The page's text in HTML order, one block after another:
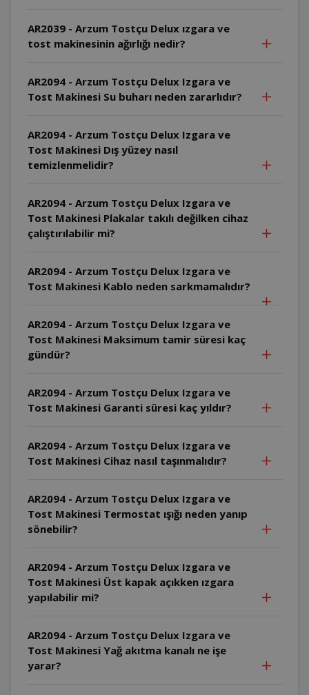
AR2039 - Arzum Tostçu Delux ızgara ve
tost makinesinin ağırlığı nedir?
AR2094 - Arzum Tostçu Delux Izgara ve
Tost Makinesi Su buharı neden zararlıdır?
AR2094 - Arzum Tostçu Delux Izgara ve
Tost Makinesi Dış yüzey nasıl
temizlenmelidir?
AR2094 - Arzum Tostçu Delux Izgara ve
Tost Makinesi Plakalar takılı değilken cihaz
çalıştırılabilir mi?
AR2094 - Arzum Tostçu Delux Izgara ve
Tost Makinesi Kablo neden sarkmamalıdır?
AR2094 - Arzum Tostçu Delux Izgara ve
Tost Makinesi Maksimum tamir süresi kaç
gündür?
AR2094 - Arzum Tostçu Delux Izgara ve
Tost Makinesi Garanti süresi kaç yıldır?
AR2094 - Arzum Tostçu Delux Izgara ve
Tost Makinesi Cihaz nasıl taşınmalıdır?
AR2094 - Arzum Tostçu Delux Izgara ve
Tost Makinesi Termostat ışığı neden yanıp
sönebilir?
AR2094 - Arzum Tostçu Delux Izgara ve
Tost Makinesi Üst kapak açıkken ızgara
yapılabilir mi?
AR2094 - Arzum Tostçu Delux Izgara ve
Tost Makinesi Yağ akıtma kanalı ne işe
yarar?